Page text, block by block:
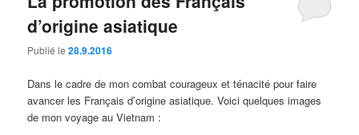
d’origine asiatique
Publié le28.9.2016
Dans le cadre de mon combat courageux et ténacité pour faire
avancer les Français d’origine asiatique. Voici quelques images
de mon voyage au Vietnam :